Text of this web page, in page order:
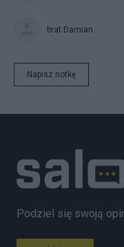
brat Damian
Napisz notkę
Podziel się swoją